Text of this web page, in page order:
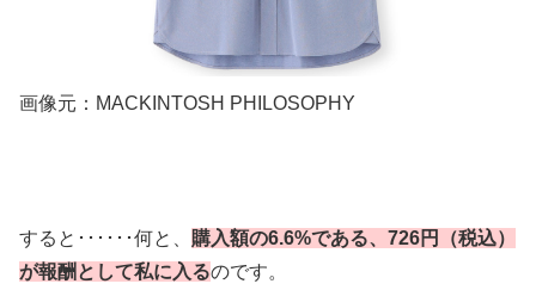
画像元：MACKINTOSH PHILOSOPHY
すると･･････何と、 購入額の6.6%である、726円（税込）
が報酬として私に入るのです。